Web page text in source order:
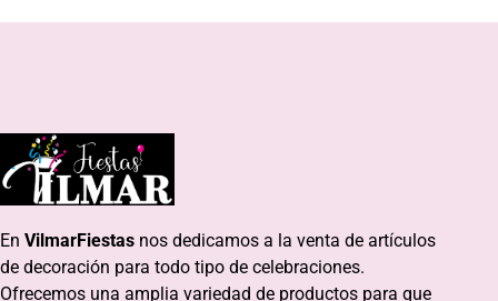
En VilmarFiestas nos dedicamos a la venta de artículos
de decoración para todo tipo de celebraciones.
Ofrecemos una amplia variedad de productos para que